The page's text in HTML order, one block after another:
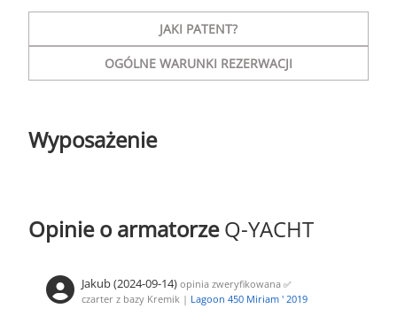
JAKI PATENT?
OGÓLNE WARUNKI REZERWACJI
Wyposażenie
Opinie o armatorzeQ-YACHT
Jakub (2024-09-14) opinia zweryfikowana ✅
czarter z bazy Kremik | Lagoon 450 Miriam ' 2019